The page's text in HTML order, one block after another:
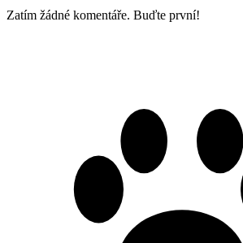
Zatím žádné komentáře. Buďte první!